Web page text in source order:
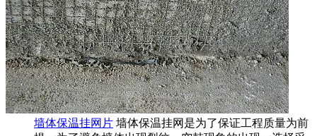
墙体保温挂网片 墙体保温挂网是为了保证工程质量为前